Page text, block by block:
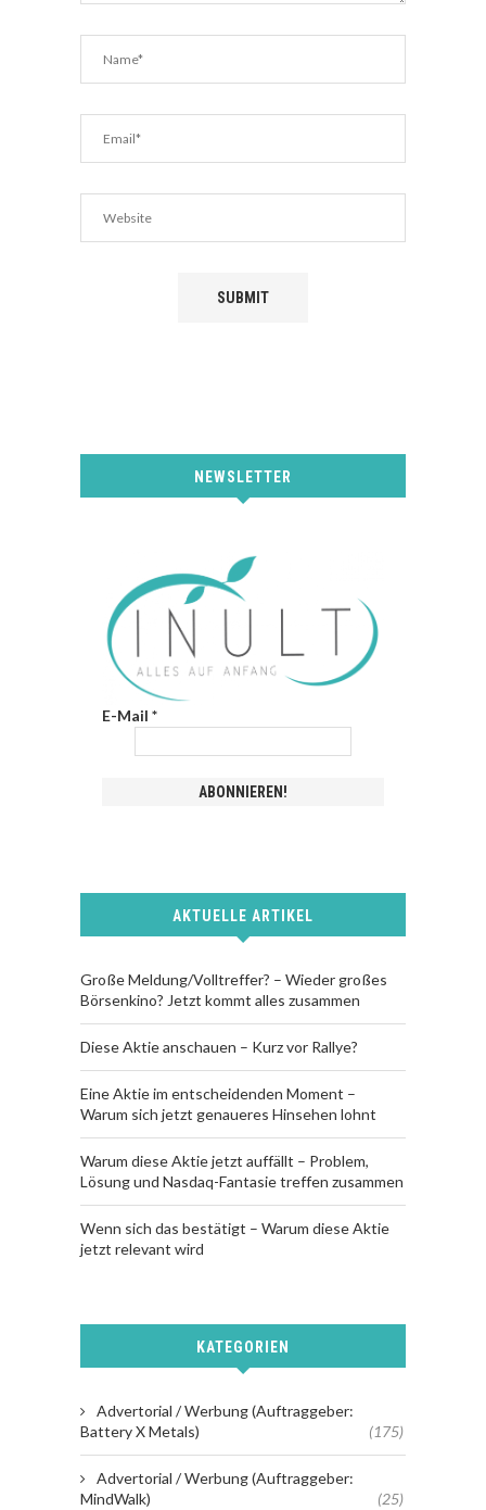
NEWSLETTER
E-Mail *
AKTUELLE ARTIKEL
Große Meldung/Volltreffer? – Wieder großes
Börsenkino? Jetzt kommt alles zusammen
Diese Aktie anschauen – Kurz vor Rallye?
Eine Aktie im entscheidenden Moment –
Warum sich jetzt genaueres Hinsehen lohnt
Warum diese Aktie jetzt auffällt – Problem,
Lösung und Nasdaq-Fantasie treffen zusammen
Wenn sich das bestätigt – Warum diese Aktie
jetzt relevant wird
KATEGORIEN
Advertorial / Werbung (Auftraggeber:
Battery X Metals)
(175)
Advertorial / Werbung (Auftraggeber:
MindWalk)
(25)